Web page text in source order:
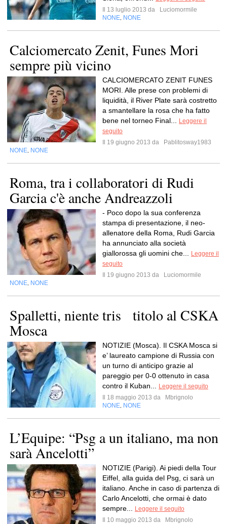
Il 13 luglio 2013 da
Luciomormile
NONE NONE
Calciomercato Zenit, Funes Mori
sempre più vicino
CALCIOMERCATO ZENIT FUNES
MORI. Alle prese con problemi di
liquidità, il River Plate sarà costretto
a smantellare la rosa che ha fatto
bene nel torneo Final...
Leggere il
seguito
Il 19 giugno 2013 da
Pablitosway1983
NONE NONE
Roma, tra i collaboratori di Rudi
Garcia c'è anche Andreazzoli
- Poco dopo la sua conferenza
stampa di presentazione, il neo-
allenatore della Roma, Rudi Garcia
ha annunciato alla società
giallorossa gli uomini che...
Leggere il
seguito
Il 19 giugno 2013 da
Luciomormile
NONE NONE
Spalletti, niente tris titolo al CSKA
Mosca
NOTIZIE (Mosca). Il CSKA Mosca si
e’ laureato campione di Russia con
un turno di anticipo grazie al
pareggio per 0-0 ottenuto in casa
contro il Kuban...
Leggere il seguito
Il 18 maggio 2013 da
Mbrignolo
NONE NONE
L’Equipe: “Psg a un italiano, ma non
sarà Ancelotti”
NOTIZIE (Parigi). Ai piedi della Tour
Eiffel, alla guida del Psg, ci sarà un
italiano. Anche in caso di partenza di
Carlo Ancelotti, che ormai è dato
sempre...
Leggere il seguito
Il 10 maggio 2013 da
Mbrignolo